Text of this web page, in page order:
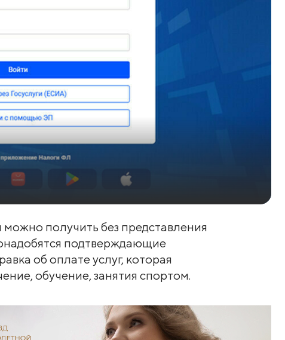
получить без представления
подтверждающие
об оплате услуг, которая
обучение, занятия спортом.